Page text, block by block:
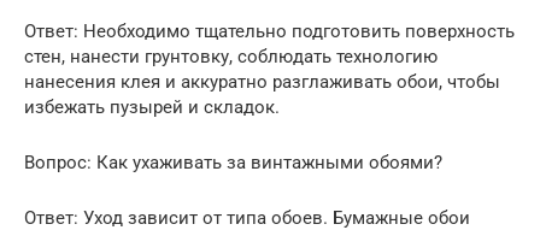
Ответ: Необходимо тщательно подготовить поверхность
стен, нанести грунтовку, соблюдать технологию
нанесения клея и аккуратно разглаживать обои, чтобы
избежать пузырей и складок.
Вопрос: Как ухаживать за винтажными обоями?
Ответ: Уход зависит от типа обоев. Бумажные обои